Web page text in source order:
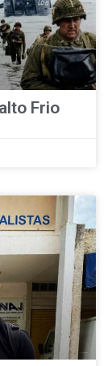
Frio